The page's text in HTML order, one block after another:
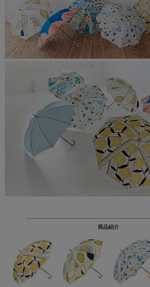
商品紹介